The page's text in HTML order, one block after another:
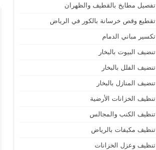
تفصيل مطايخ بالقطيف والظهران
تقطيع وقص خرسانة بالكور في الرياض
تكسير مباني الدمام
تنضيف البيوت بالبخار
تنضيف الفلل بالبخار
تنضيف المنازل بالبخار
تنظيف الخزانات الأرضية
تنظيف الكنب والمجالس
تنظيف مكيفات بالرياض
تنظيف وعزل الخزانات